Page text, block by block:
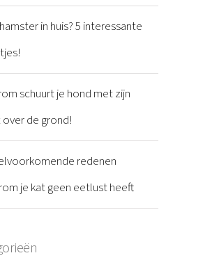
in huis? 5 interessante
schuurt je hond met zijn
de grond!
redenen
je kat geen eetlust heeft